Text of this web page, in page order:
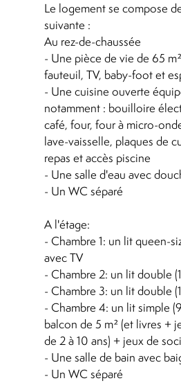
Le logement se compose
suivante :
Au rez-de-chaussée
- Une pièce de vie de 65
fauteuil, TV, baby-foot et
- Une cuisine ouverte
notamment : bouilloire
café, four, four à micro-
lave-vaisselle, plaques de
repas et accès piscine
- Une salle d'eau avec
- Un WC séparé
A l'étage:
- Chambre 1: un lit queen-
avec TV
- Chambre 2: un lit double
- Chambre 3: un lit double
- Chambre 4: un lit simple
balcon de 5 m² (et livres +
de 2 à 10 ans) + jeux de
- Une salle de bain avec
- Un WC séparé